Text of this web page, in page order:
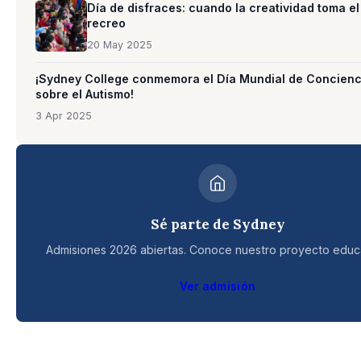
Día de disfraces: cuando la creatividad toma el
recreo
20 May 2025
¡Sydney College conmemora el Día Mundial de
sobre el Autismo!
3 Apr 2025
Sé parte de Sydney
Admisiones 2026 abiertas. Conoce nuestro proyecto
Ver admisión